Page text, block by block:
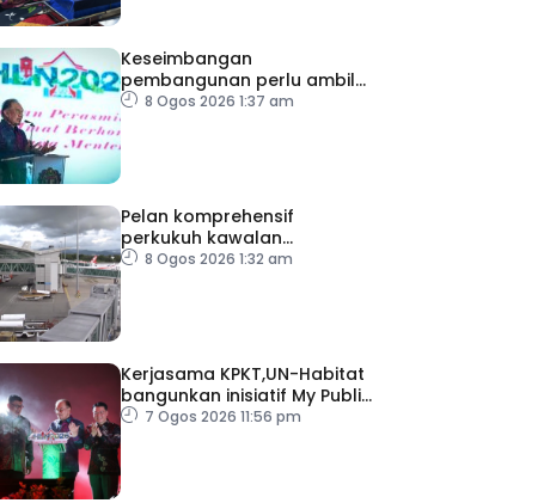
Keseimbangan
pembangunan perlu ambil
kira lokasi tumpuan
8 Ogos 2026 1:37 am
Pelan komprehensif
perkukuh kawalan
keselamatan di semua
8 Ogos 2026 1:32 am
Kerjasama KPKT,UN-Habitat
bangunkan inisiatif My Public
Space7 Ogos 2026 11:56 pm